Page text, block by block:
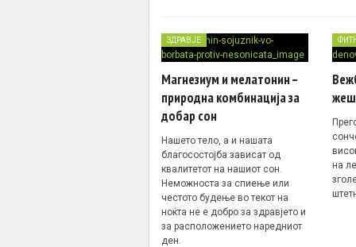
ЗДРАВЈЕ
Магнезиум и мелатонин –
природна комбинација за
добар сон
Нашето тело, а и нашата
благосостојба зависат од
квалитетот на нашиот сон.
Неможноста за спиење или
честото будење во текот на
ноќта не е добро за здравјето и
за расположението наредниот
ден.
на